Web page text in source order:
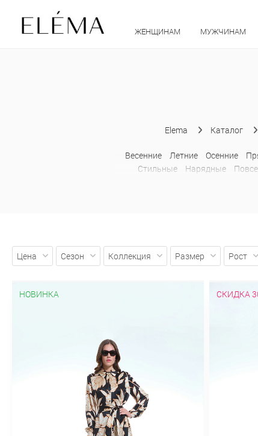
ЖЕНЩИНАМ МУЖЧИНАМ
Elema Каталог
Весенние Летние Осенние
Стильные
Нарядные
Цена Сезон Коллекция Размер Рост
НОВИНКА СКИДКА